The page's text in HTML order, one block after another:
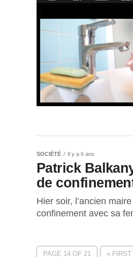
SOCIÉTÉ Il y a 6 ans
Patrick
de
Hier soir, l’ancien
confinement avec sa
PAGE 14 OF 21 « FIRST